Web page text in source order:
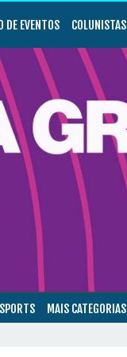
DE EVENTOS COLUNISTAS
MAIS CATEGORIAS